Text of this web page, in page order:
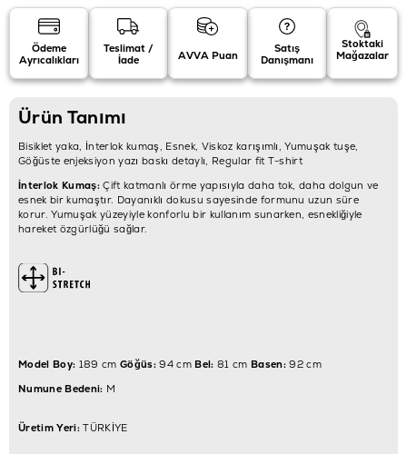
Ödeme
Ayrıcalıkları
Teslimat /
İade
AVVA Puan
Satış
Danışmanı
Stoktaki
Mağazalar
Ürün Tanımı
Bisiklet yaka, İnterlok kumaş, Esnek, Viskoz karışımlı, Yumuşak tuşe,
Göğüste enjeksiyon yazı baskı detaylı, Regular fit T-shirt
İnterlok Kumaş:Çift katmanlı örme yapısıyla daha tok, daha dolgun ve
esnek bir kumaştır. Dayanıklı dokusu sayesinde formunu uzun süre
korur. Yumuşak yüzeyiyle konforlu bir kullanım sunarken, esnekliğiyle
hareket özgürlüğü sağlar.
Model Boy: 189 cm Göğüs:94 cmBel: 81 cm Basen:92 cm
Numune Bedeni: M
Üretim Yeri:TÜRKİYE